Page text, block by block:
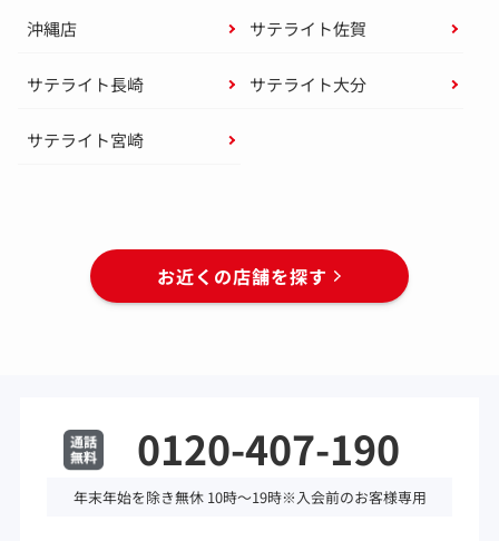
沖縄店 サテライト佐賀
サテライト長崎 サテライト大分
サテライト宮崎
お近くの店舗を探す
0120-407-190
年末年始を除き無休 10時～19時※入会前のお客様専用